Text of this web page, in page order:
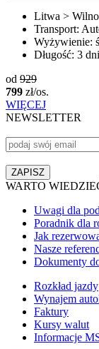
Litwa > Wilno
Transport:
Wyżywienie:
Długość: 3 dni
od 929
799 zł/os.
WIĘCEJ
NEWSLETTER
WARTO
Uwagi dla
Poradnik dla
Jak
Nasze
Dokumenty
Rozkład jazdy
Wynajem
Faktury
Kursy walut
Informacje